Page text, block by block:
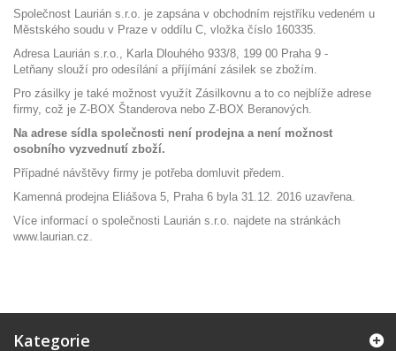
Společnost Laurián s.r.o. je zapsána v obchodním rejstříku vedeném u
Městského soudu v Praze v oddílu C, vložka číslo 160335.
Adresa Laurián s.r.o., Karla Dlouhého 933/8, 199 00 Praha 9 -
Letňany slouží pro odesílání a příjímání zásilek se zbožím.
Pro zásilky je také možnost využít Zásilkovnu a to co nejblíže adrese
firmy, což je Z-BOX Štanderova nebo Z-BOX Beranových.
Na adrese sídla společnosti není prodejna a není možnost
osobního vyzvednutí zboží.
Případné návštěvy firmy je potřeba domluvit předem.
Kamenná prodejna Eliášova 5, Praha 6 byla 31.12. 2016 uzavřena.
Více informací o společnosti Laurián s.r.o. najdete na stránkách
www.laurian.cz.
Kategorie